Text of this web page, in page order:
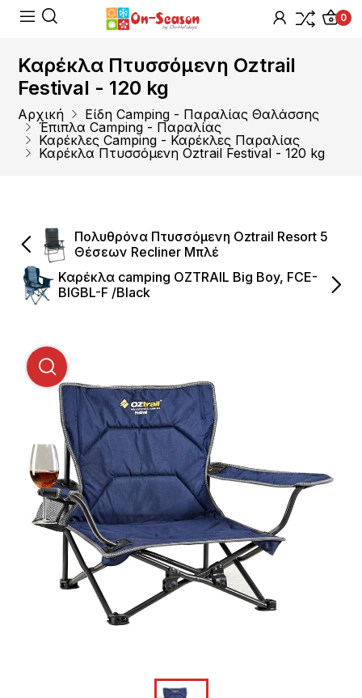
0
Καρέκλα Πτυσσόμενη Oztrail
Festival - 120 kg
Αρχική
Είδη Camping - Παραλίας Θαλάσσης
Έπιπλα Camping - Παραλίας
Καρέκλες Camping - Καρέκλες Παραλίας
Καρέκλα Πτυσσόμενη Oztrail Festival - 120 kg
Πολυθρόνα Πτυσσόμενη Oztrail Resort 5
Θέσεων Recliner Μπλέ
Καρέκλα camping OZTRAIL Big Boy, FCE-
BIGBL-F /Black